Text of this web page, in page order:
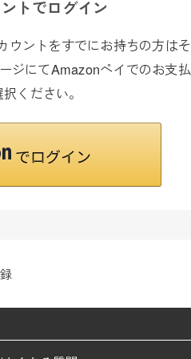
トでログイン
ントをすでにお持ちの方はそ
ジにてAmazonペイでのお支払
ください。